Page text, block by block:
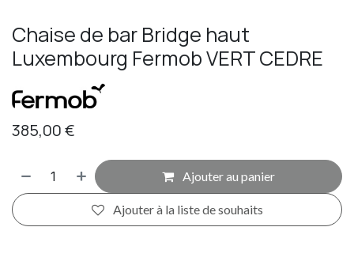
Chaise de bar Bridge haut
Luxembourg Fermob VERT CEDRE
385,00€
Ajouter au panier
Ajouter à la liste de souhaits